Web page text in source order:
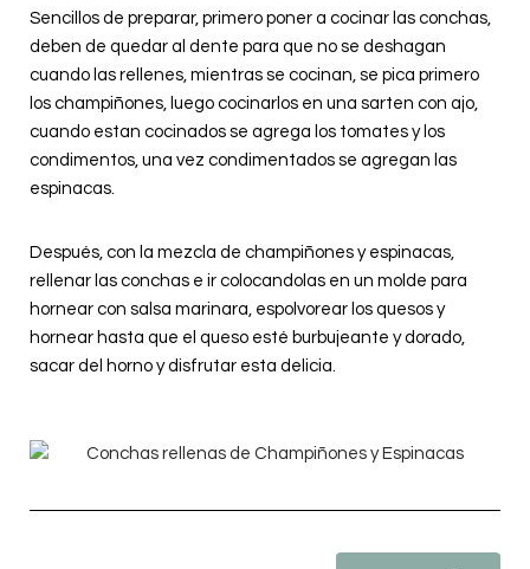
Sencillos de preparar, primero poner a cocinar las conchas,
deben de quedar al dente para que no se deshagan
cuando las rellenes, mientras se cocinan, se pica primero
los champiñones, luego cocinarlos en una sarten con ajo,
cuando estan cocinados se agrega los tomates y los
condimentos, una vez condimentados se agregan las
espinacas.
Después, con la mezcla de champiñones y espinacas,
rellenar las conchas e ir colocandolas en un molde para
hornear con salsa marinara, espolvorear los quesos y
hornear hasta que el queso esté burbujeante y dorado,
sacar del horno y disfrutar esta delicia.